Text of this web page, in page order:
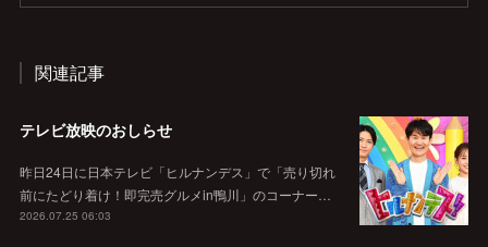
関連記事
テレビ放映のおしらせ
昨日24日に日本テレビ「ヒルナンデス」で「売り切れ
前にたどり着け！即完売グルメin鴨川」のコーナー…
2026.07.25 06:03